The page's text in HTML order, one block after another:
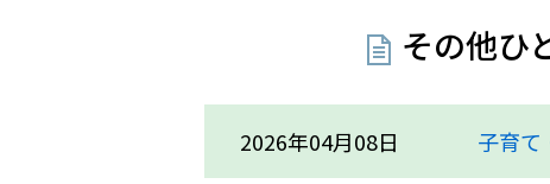
その他ひ
2026年04月08日 子育て